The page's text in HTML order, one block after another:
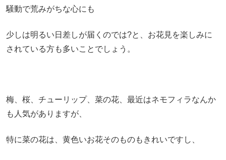
騒動で荒みがちな心にも
少しは明るい日差しが届くのでは?と、お花見を楽しみに
されている方も多いことでしょう。
梅、桜、チューリップ、菜の花、最近はネモフィラなんか
も人気がありますが、
特に菜の花は、黄色いお花そのものもきれいですし、